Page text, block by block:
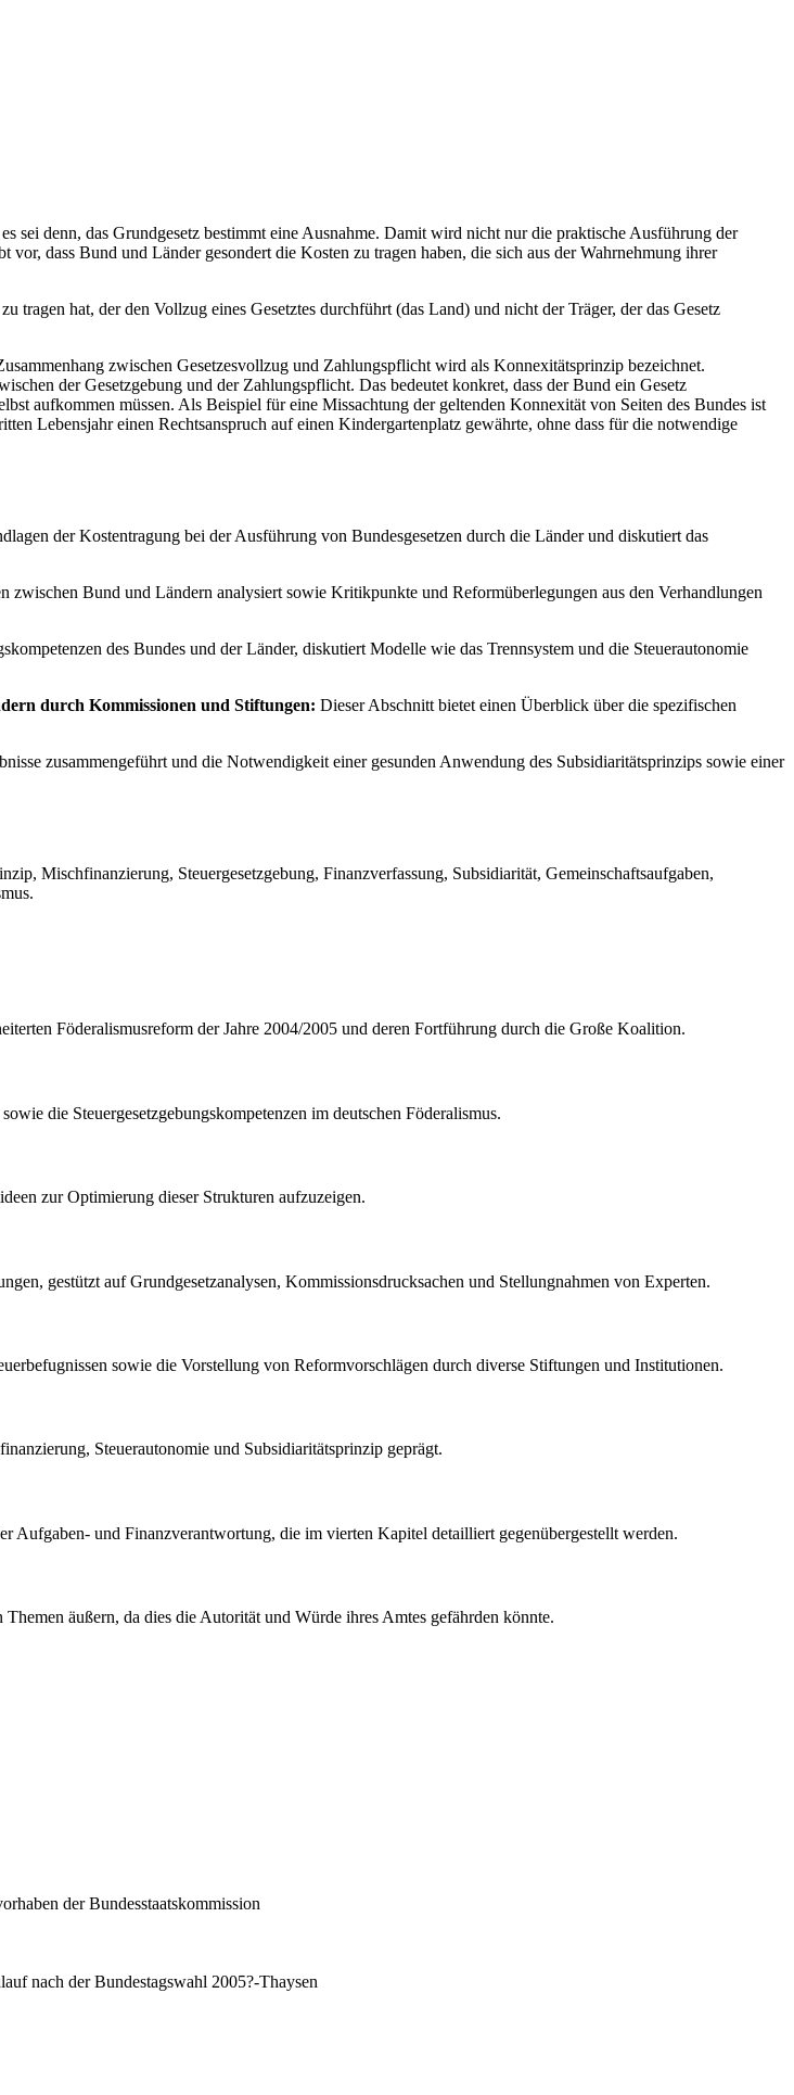
denn, das Grundgesetz bestimmt eine Ausnahme. Damit wird nicht nur die praktische Ausführung der
dass Bund und Länder gesondert die Kosten zu tragen haben, die sich aus der Wahrnehmung ihrer
hat, der den Vollzug eines Gesetztes durchführt (das Land) und nicht der Träger, der das Gesetz
zwischen Gesetzesvollzug und Zahlungspflicht wird als Konnexitätsprinzip bezeichnet.
der Gesetzgebung und der Zahlungspflicht. Das bedeutet konkret, dass der Bund ein Gesetz
aufkommen müssen. Als Beispiel für eine Missachtung der geltenden Konnexität von Seiten des Bundes ist
Lebensjahr einen Rechtsanspruch auf einen Kindergartenplatz gewährte, ohne dass für die notwendige
der Kostentragung bei der Ausführung von Bundesgesetzen durch die Länder und diskutiert das
zwischen Bund und Ländern analysiert sowie Kritikpunkte und Reformüberlegungen aus den Verhandlungen
des Bundes und der Länder, diskutiert Modelle wie das Trennsystem und die Steuerautonomie
durch Kommissionen und Stiftungen: Dieser Abschnitt bietet einen Überblick über die spezifischen
zusammengeführt und die Notwendigkeit einer gesunden Anwendung des Subsidiaritätsprinzips sowie einer
Mischfinanzierung, Steuergesetzgebung, Finanzverfassung, Subsidiarität, Gemeinschaftsaufgaben,
Föderalismusreform der Jahre 2004/2005 und deren Fortführung durch die Große Koalition.
die Steuergesetzgebungskompetenzen im deutschen Föderalismus.
zur Optimierung dieser Strukturen aufzuzeigen.
gestützt auf Grundgesetzanalysen, Kommissionsdrucksachen und Stellungnahmen von Experten.
sowie die Vorstellung von Reformvorschlägen durch diverse Stiftungen und Institutionen.
Steuerautonomie und Subsidiaritätsprinzip geprägt.
und Finanzverantwortung, die im vierten Kapitel detailliert gegenübergestellt werden.
äußern, da dies die Autorität und Würde ihres Amtes gefährden könnte.
der Bundesstaatskommission
nach der Bundestagswahl 2005?-Thaysen